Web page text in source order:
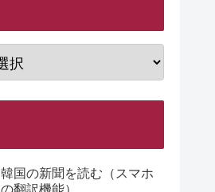
韓国の新聞を読む（スマホ